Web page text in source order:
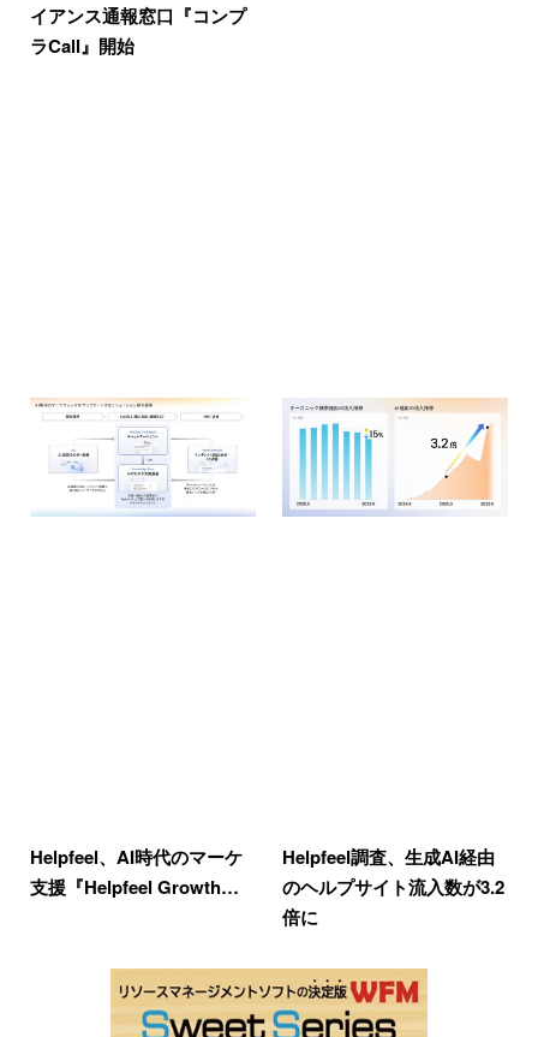
イアンス通報窓口『コンプ
ラCall』開始
Helpfeel、AI時代のマーケ
支援『Helpfeel Growth…
Helpfeel調査、生成AI経由
のヘルプサイト流入数が3.2
倍に